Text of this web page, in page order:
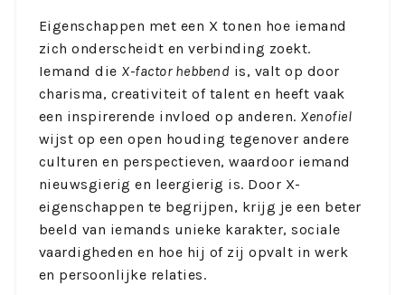
Eigenschappen met een X tonen hoe iemand
zich onderscheidt en verbinding zoekt.
Iemand die X-factor hebbend is, valt op door
charisma, creativiteit of talent en heeft vaak
een inspirerende invloed op anderen. Xenofiel
wijst op een open houding tegenover andere
culturen en perspectieven, waardoor iemand
nieuwsgierig en leergierig is. Door X-
eigenschappen te begrijpen, krijg je een beter
beeld van iemands unieke karakter, sociale
vaardigheden en hoe hij of zij opvalt in werk
en persoonlijke relaties.